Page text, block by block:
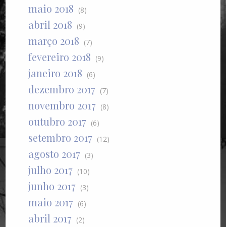
maio 2018 (8)
abril 2018 (9)
março 2018 (7)
fevereiro 2018 (9)
janeiro 2018 (6)
dezembro 2017 (7)
novembro 2017 (8)
outubro 2017 (6)
setembro 2017 (12)
agosto 2017 (3)
julho 2017 (10)
junho 2017 (3)
maio 2017 (6)
abril 2017 (2)